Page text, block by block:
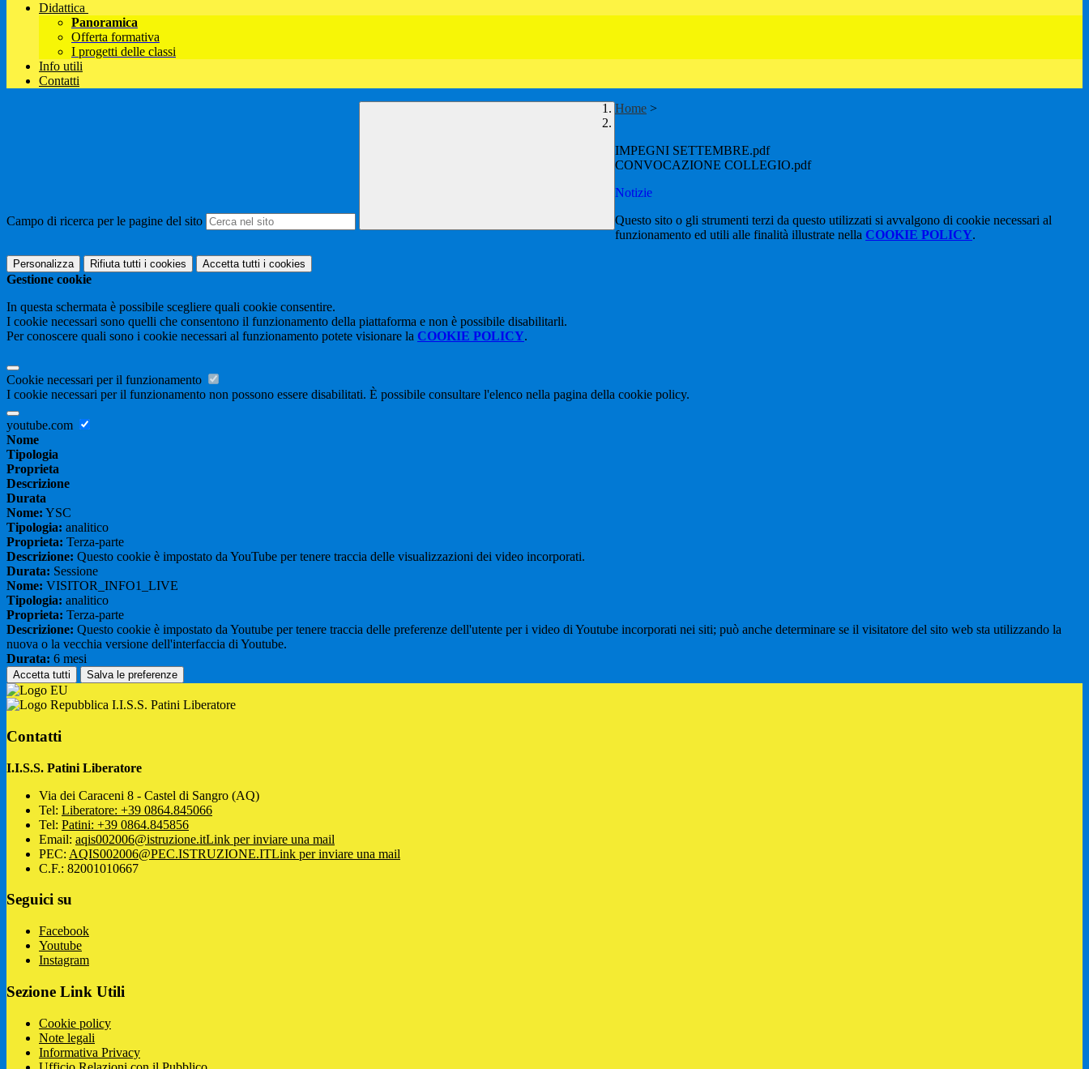
Didattica
Panoramica
Offerta formativa
I progetti delle classi
Info utili
Contatti
Campo di ricerca per le pagine del sito
Home >
IMPEGNI SETTEMBRE.pdf
CONVOCAZIONE COLLEGIO.pdf
Notizie
Questo sito o gli strumenti terzi da questo utilizzati si avvalgono di cookie necessari al
funzionamento ed utili alle finalità illustrate nella COOKIE POLICY.
Personalizza Rifiuta tutti i cookies Accetta tutti i cookies
Gestione cookie
In questa schermata è possibile scegliere quali cookie consentire.
I cookie necessari sono quelli che consentono il funzionamento della piattaforma e non è possibile disabilitarli.
Per conoscere quali sono i cookie necessari al funzionamento potete visionare la COOKIE POLICY.
Cookie necessari per il funzionamento
I cookie necessari per il funzionamento non possono essere disabilitati. È possibile consultare l'elenco nella pagina della cookie policy.
youtube.com
Nome
Tipologia
Proprieta
Descrizione
Durata
Nome: YSC
Tipologia: analitico
Proprieta: Terza-parte
Descrizione: Questo cookie è impostato da YouTube per tenere traccia delle visualizzazioni dei video incorporati.
Durata: Sessione
Nome: VISITOR_INFO1_LIVE
Tipologia: analitico
Proprieta: Terza-parte
Descrizione: Questo cookie è impostato da Youtube per tenere traccia delle preferenze dell'utente per i video di Youtube incorporati nei siti; può anche determinare se il visitatore del sito web sta utilizzando la
nuova o la vecchia versione dell'interfaccia di Youtube.
Durata: 6 mesi
Accetta tutti Salva le preferenze
I.I.S.S. Patini Liberatore
Contatti
I.I.S.S. Patini Liberatore
Via dei Caraceni 8 - Castel di Sangro (AQ)
Tel: Liberatore: +39 0864.845066
Tel: Patini: +39 0864.845856
Email: aqis002006@istruzione.itLink per inviare una mail
PEC: AQIS002006@PEC.ISTRUZIONE.ITLink per inviare una mail
C.F.: 82001010667
Seguici su
Facebook
Youtube
Instagram
Sezione Link Utili
Cookie policy
Note legali
Informativa Privacy